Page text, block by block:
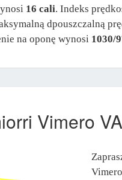
16 cali. Indeks
dpouszczalną
na oponę wynosi 1030/
Vimero